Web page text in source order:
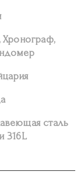
Хронограф,
сталь
316L